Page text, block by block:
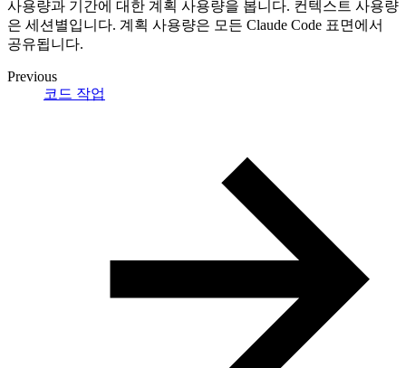
사용량과 기간에 대한 계획 사용량을 봅니다. 컨텍스트 사용량
은 세션별입니다. 계획 사용량은 모든 Claude Code 표면에서
공유됩니다.
Previous
코드 작업